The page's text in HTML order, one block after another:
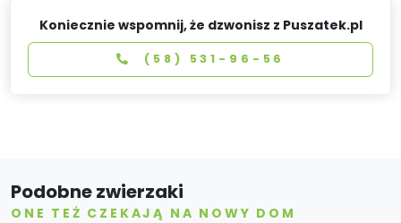
Koniecznie wspomnij, że dzwonisz z Puszatek.pl
(58) 531-96-56
Podobne zwierzaki
ONE TEŻ CZEKAJĄ NA NOWY DOM